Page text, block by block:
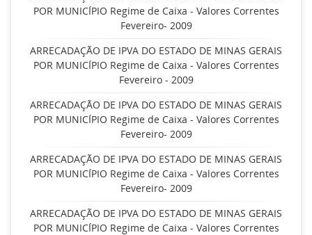
POR MUNICÍPIO Regime de Caixa - Valores Correntes
Fevereiro- 2009
ARRECADAÇÃO DE IPVA DO ESTADO DE MINAS GERAIS
POR MUNICÍPIO Regime de Caixa - Valores Correntes
Fevereiro - 2009
ARRECADAÇÃO DE IPVA DO ESTADO DE MINAS GERAIS
POR MUNICÍPIO Regime de Caixa - Valores Correntes
Fevereiro- 2009
ARRECADAÇÃO DE IPVA DO ESTADO DE MINAS GERAIS
POR MUNICÍPIO Regime de Caixa - Valores Correntes
Fevereiro- 2009
ARRECADAÇÃO DE IPVA DO ESTADO DE MINAS GERAIS
POR MUNICÍPIO Regime de Caixa - Valores Correntes